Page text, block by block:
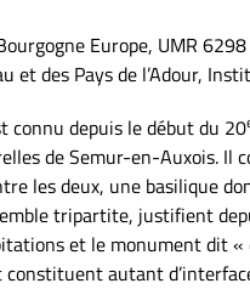
Europe, UMR 6298
et des Pays de l’Adour,
connu depuis le début du 20
de Semur-en-Auxois. Il
les deux, une basilique
tripartite, justifient
et le monument dit
constituent autant